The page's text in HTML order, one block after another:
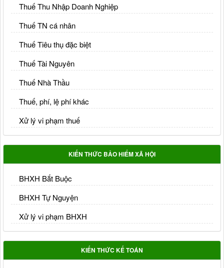
Thuế Thu Nhập Doanh Nghiệp
Thuế TN cá nhân
Thuế Tiêu thụ đặc biệt
Thuế Tài Nguyên
Thuế Nhà Thầu
Thuế, phí, lệ phí khác
Xử lý vi phạm thuế
KIẾN THỨC BẢO HIỂM XÃ HỘI
BHXH Bắt Buộc
BHXH Tự Nguyện
Xử lý vi phạm BHXH
KIẾN THỨC KẾ TOÁN